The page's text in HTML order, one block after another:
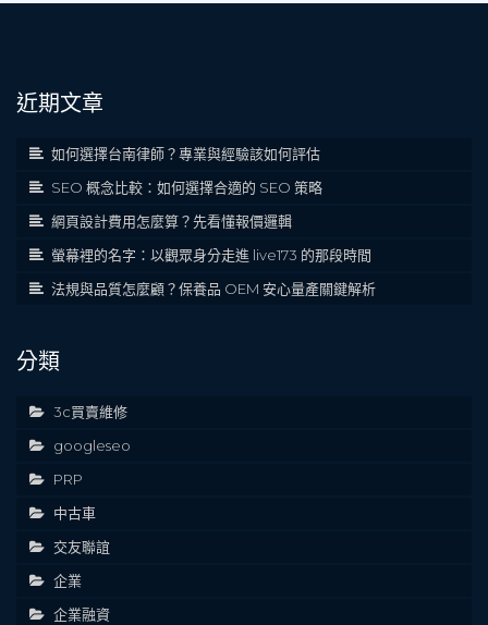
近期文章
如何選擇台南律師？專業與經驗該如何評估
SEO 概念比較：如何選擇合適的 SEO 策略
網頁設計費用怎麼算？先看懂報價邏輯
螢幕裡的名字：以觀眾身分走進 live173 的那段時間
法規與品質怎麼顧？保養品 OEM 安心量產關鍵解析
分類
3c買賣維修
googleseo
PRP
中古車
交友聯誼
企業
企業融資